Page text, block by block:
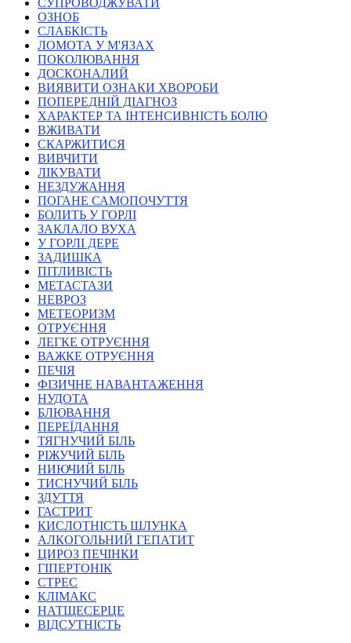
Дніпропетровська область
Донецька область
Житомирська область
Закарпатська область
Запорізька область
Івано-Франківська область
Київ
Київська область
Миколаївська область
Одеська область
Полтавська область
Рівненська область
Сумська область
Тернопільська область
Херсонська область
Хмельницька область
Черкаська область
Чернігівська область
Особи відповідальні за контактування з
питань укладення договорів
Вивчаємо жестову мову
Дитяча сторінка
Новини про жестову мову
Ресурс для вивчення жестових мов різних країн
ЦУЖМ
Проєкт "Жестова мова для поліцейських"
Про шахрайські схеми
ВІКТОРИНА
На допомогу військовим
Медична термінологія жестовою мовою
СУПРОВОДЖУВАТИ
ОЗНОБ
СЛАБКІСТЬ
ЛОМОТА У М'ЯЗАХ
ПОКОЛЮВАННЯ
ДОСКОНАЛИЙ
ВИЯВИТИ ОЗНАКИ ХВОРОБИ
ПОПЕРЕДНІЙ ДІАГНОЗ
ХАРАКТЕР ТА ІНТЕНСИВНІСТЬ БОЛЮ
ВЖИВАТИ
СКАРЖИТИСЯ
ВИВЧИТИ
ЛІКУВАТИ
НЕЗДУЖАННЯ
ПОГАНЕ САМОПОЧУТТЯ
БОЛИТЬ У ГОРЛІ
ЗАКЛАЛО ВУХА
У ГОРЛІ ДЕРЕ
ЗАДИШКА
ПІТЛИВІСТЬ
МЕТАСТАЗИ
НЕВРОЗ
МЕТЕОРИЗМ
ОТРУЄННЯ
ЛЕГКЕ ОТРУЄННЯ
ВАЖКЕ ОТРУЄННЯ
ПЕЧІЯ
ФІЗИЧНЕ НАВАНТАЖЕННЯ
НУДОТА
БЛЮВАННЯ
ПЕРЕЇДАННЯ
ТЯГНУЧИЙ БІЛЬ
РІЖУЧИЙ БІЛЬ
НИЮЧИЙ БІЛЬ
ТИСНУЧИЙ БІЛЬ
ЗДУТТЯ
ГАСТРИТ
КИСЛОТНІСТЬ ШЛУНКА
АЛКОГОЛЬНИЙ ГЕПАТИТ
ЦИРОЗ ПЕЧІНКИ
ГІПЕРТОНІК
СТРЕС
КЛІМАКС
НАТЩЕСЕРЦЕ
ВІДСУТНІСТЬ